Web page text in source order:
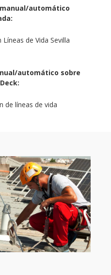
automático
automático sobre